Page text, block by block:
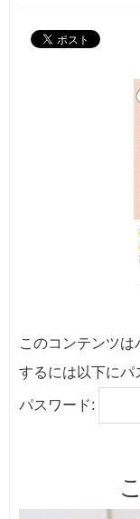
このコンテンツ
するには以下にパ
パスワード: